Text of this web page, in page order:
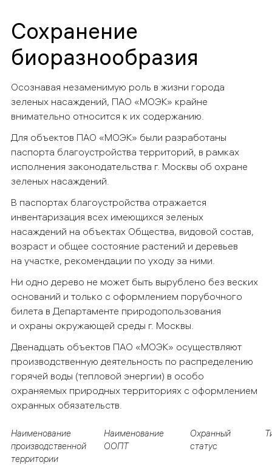
Сохранение
биоразнообразия
Осознавая незаменимую роль в жизни города
зеленых насаждений, ПАО «МОЭК» крайне
внимательно относится к их содержанию.
Для объектов ПАО «МОЭК» были разработаны
паспорта благоустройства территорий, в рамках
исполнения законодательства г. Москвы об охране
зеленых насаждений.
В паспортах благоустройства отражается
инвентаризация всех имеющихся зеленых
насаждений на объектах Общества, видовой состав,
возраст и общее состояние растений и деревьев
на участке, рекомендации по уходу за ними.
Ни одно дерево не может быть вырублено без веских
оснований и только с оформлением порубочного
билета в Департаменте природопользования
и охраны окружающей среды г. Москвы.
Двенадцать объектов ПАО «МОЭК» осуществляют
производственную деятельность по распределению
горячей воды (тепловой энергии) в особо
охраняемых природных территориях с оформлением
охранных обязательств.
Наименование
производственной
территории
Наименование
ООПТ
Охранный
статус